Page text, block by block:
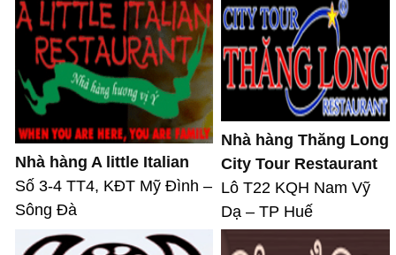
Nhà hàng A little Italian
Số 3-4 TT4, KĐT Mỹ Đình –
Sông Đà
Nhà hàng Thăng Long
City Tour Restaurant
Lô T22 KQH Nam Vỹ
Dạ – TP Huế